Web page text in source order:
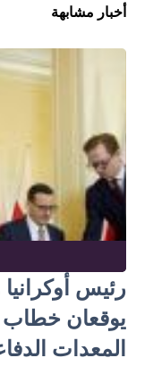
أخبار مشابهة
رئيس
يوقعان خطاب
المعدات